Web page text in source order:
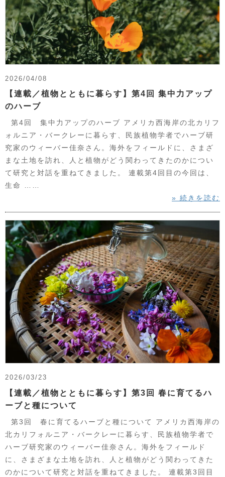
2026/04/08
【連載／植物とともに暮らす】第4回 集中力アップ
のハーブ
第4回 集中力アップのハーブ アメリカ西海岸の北カリフ
ォルニア・バークレーに暮らす、民族植物学者でハーブ研
究家のウィーバー佳奈さん。海外をフィールドに、さまざ
まな土地を訪れ、人と植物がどう関わってきたのかについ
て研究と対話を重ねてきました。 連載第4回目の今回は、
生命 ……
» 続きを読む
2026/03/23
【連載／植物とともに暮らす】第3回 春に育てるハ
ーブと種について
第3回 春に育てるハーブと種について アメリカ西海岸の
北カリフォルニア・バークレーに暮らす、民族植物学者で
ハーブ研究家のウィーバー佳奈さん。海外をフィールド
に、さまざまな土地を訪れ、人と植物がどう関わってきた
のかについて研究と対話を重ねてきました。 連載第3回目